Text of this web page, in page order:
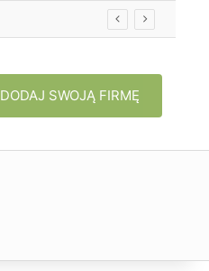
DODAJ SWOJĄ FIRMĘ